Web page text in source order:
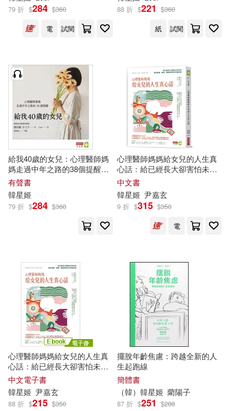
商業周刊(6) 中信出版社(1)
中國工人出版社(1) 智富(1)
配送方式 (可複選)
可海外宅配(6)
可菲律賓店取(6)
電子書 (可複選)
適合手機平板閱讀(2)
其他 (可複選)
79 折 $284 $360
電
試閱
88 折 $221 $360
紙
試閱
給我40歲的女兒：心理醫師媽
媽走過中年之路的38個提醒
(有聲書)
有聲書
韓星姬
79 折 $284 $360
心理醫師媽媽給女兒的人生真
心話：給已經長大卻害怕未來
的妳 關於職場、婚姻、獨處與
育兒的幸福抉擇
中文書
韓星姬 尹嘉玄
9 折 $315 $350
電
心理醫師媽媽給女兒的人生真
心話：給已經長大卻害怕未來
的妳 關於職場、婚姻、獨處與
育兒的幸福抉擇 (電子書)
中文電子書
韓星姬 尹嘉玄
88 折 $215 $350
擺脫年齡焦慮：跨越全新的人
生起跑線
簡體書
（韓） 韓星姬 藺陽子
87 折 $251 $288